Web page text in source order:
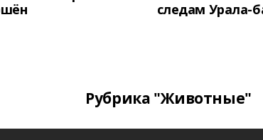
следам Урала-
Рубрика "Животные"